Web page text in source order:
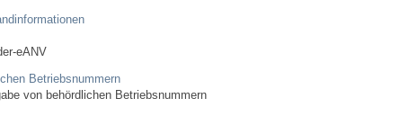
eANV
Betriebsnummern
von behördlichen Betriebsnummern